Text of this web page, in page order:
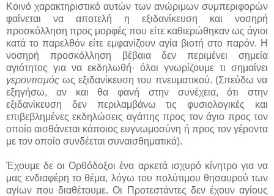
Κοινό χαρακτηριστικό αυτών των ανώριμων συμπεριφορών
φαίνεται να αποτελή η εξιδανίκευση και νοσηρή
προσκόλληση προς μορφές που είτε καθιερώθηκαν ως άγιοι
κατά το παρελθόν είτε εμφανίζουν αγία βιοτή στο παρόν. Η
νοσηρή προσκόλληση βέβαια δεν περιμένει σημεία
αγιότητος για να εκδηλωθή· όλοι γνωρίζουμε τι σημαίνει
γεροντισμός ως εξιδανίκευση του πνευματικού. (Σπεύδω να
εξηγήσω, αν και θα φανή στην συνέχεια, ότι στην
εξιδανίκευση δεν περιλαμβάνω τις φυσιολογικές και
επιβεβλημένες εκδηλώσεις αγάπης προς τον άγιο προς τον
οποίο αισθάνεται κάποιος ευγνωμοσύνη ή προς τον γέροντα
με τον οποίο συνδέεται συναισθηματικά).
Έχουμε δε οι Ορθόδοξοι ένα αρκετά ισχυρό κίνητρο για να
μας ενδιαφέρη το θέμα, λόγω του πολύτιμου θησαυρού των
αγίων που διαθέτουμε. Οι Προτεστάντες δεν έχουν αγίους